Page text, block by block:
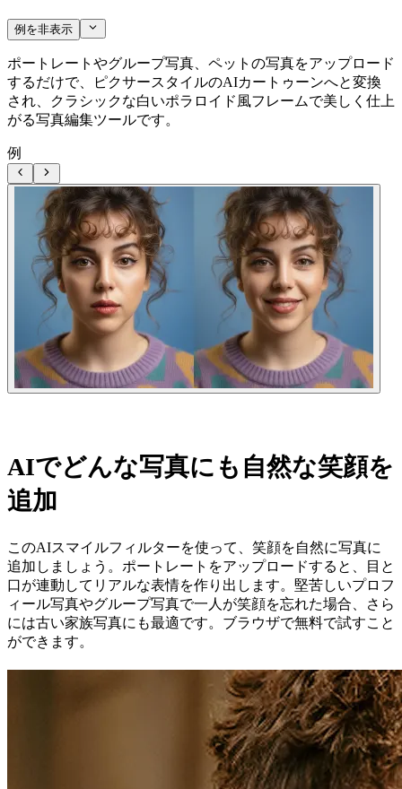
例を非表示
ポートレートやグループ写真、ペットの写真をアップロード
するだけで、ピクサースタイルのAIカートゥーンへと変換
され、クラシックな白いポラロイド風フレームで美しく仕上
がる写真編集ツールです。
例
AIでどんな写真にも自然な笑顔を
追加
このAIスマイルフィルターを使って、笑顔を自然に写真に
追加しましょう。ポートレートをアップロードすると、目と
口が連動してリアルな表情を作り出します。堅苦しいプロフ
ィール写真やグループ写真で一人が笑顔を忘れた場合、さら
には古い家族写真にも最適です。ブラウザで無料で試すこと
ができます。